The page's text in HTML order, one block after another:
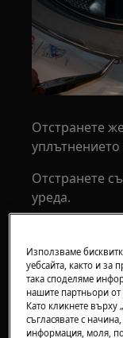
Отстранете
Отстранете
уреда.
Използваме
уебсайта, както и
така споделяме
нашите партньори от
Като кликнете върху
съгласявате с
информация, моля,